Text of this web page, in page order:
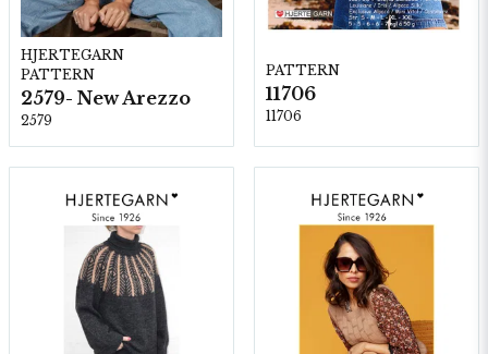
HJERTEGARN
PATTERN
2579- New Arezzo
2579
PATTERN
11706
11706